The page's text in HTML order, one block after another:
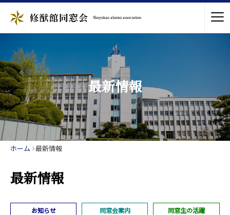
Shuyukan alumni association
最新情報
ホーム 最新情報
最新情報
お知らせ 同窓会案内 同窓生の活躍